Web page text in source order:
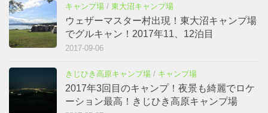
キャンプ場 / 東大沼キャンプ場
ウェザーマスター村出現！東大沼キャンプ場
でグルキャン！2017年11、12泊目
2017-09-06
きじひき高原キャンプ場 / キャンプ場
2017年3回目のキャンプ！夜景も綺麗でロケ
ーション最高！きじひき高原キャンプ場